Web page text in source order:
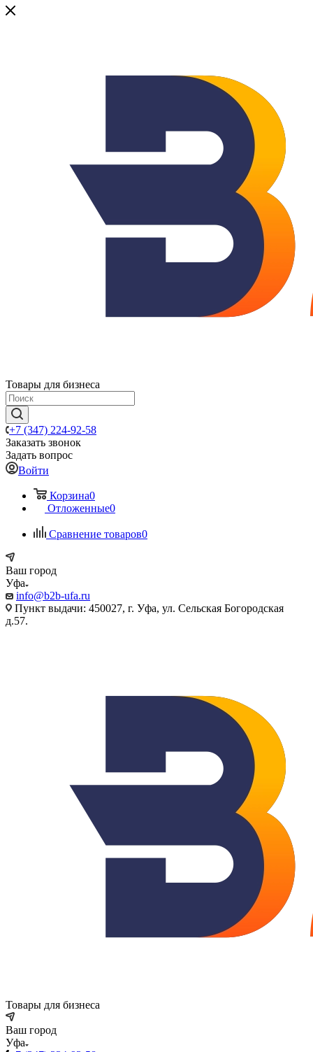
Товары для бизнеса
+7 (347) 224-92-58
Заказать звонок
Задать вопрос
Войти
Корзина0
Отложенные0
Сравнение товаров0
Ваш город
Уфа
info@b2b-ufa.ru
Пункт выдачи: 450027, г. Уфа, ул. Сельская Богородская
д.57.
Товары для бизнеса
Ваш город
Уфа